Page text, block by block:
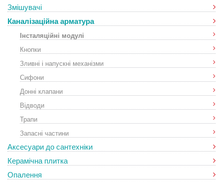
Змішувачі
Каналізаційна арматура
Інсталяційні модулі
Кнопки
Зливні і напускні механізми
Сифони
Донні клапани
Відводи
Трапи
Запасні частини
Аксесуари до сантехніки
Керамічна плитка
Опалення